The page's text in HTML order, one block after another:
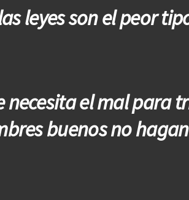
leyes son el peor
necesita el mal para
buenos no